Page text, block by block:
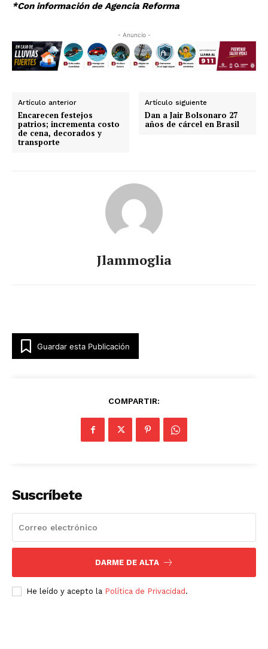
*Con información de Agencia Reforma
- Anuncio -
Artículo anterior
Encarecen festejos
patrios; incrementa costo
de cena, decorados y
transporte
Artículo siguiente
Dan a Jair Bolsonaro 27
años de cárcel en Brasil
Jlammoglia
Guardar esta Publicación
COMPARTIR:
Suscríbete
DARME DE ALTA
He leído y acepto la Política de Privacidad .